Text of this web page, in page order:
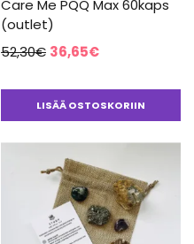
Care Me PQQ Max 60kaps
(outlet)
52,30€ Alkuperäinen
oli:
52,30€.
36,65€Nykyinen
on:
36,65€.
LISÄÄ OSTOSKORIIN